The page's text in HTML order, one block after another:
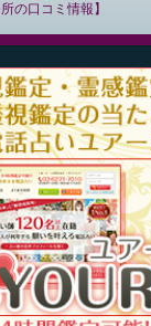
の口コミ情報